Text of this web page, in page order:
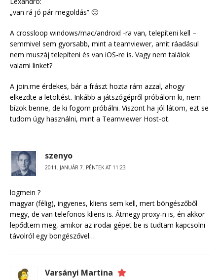
„van rá jó pár megoldás” 🙂
A crossloop windows/mac/android -ra van, telepíteni kell –
semmivel sem gyorsabb, mint a teamviewer, amit ráadásul
nem muszáj telepíteni és van iOS-re is. Vagy nem találok
valami linket?
A join.me érdekes, bár a frászt hozta rám azzal, ahogy
elkezdte a letöltést. Inkább a játszógépről próbálom ki, nem
bízok benne, de ki fogom próbálni. Viszont ha jól látom, ezt se
tudom úgy használni, mint a Teamviewer Host-ot.
szenyo
2011. JANUÁR 7. PÉNTEK AT 11:23
logmein ?
magyar (félig), ingyenes, kliens sem kell, mert böngészőből
megy, de van telefonos kliens is. Átmegy proxy-n is, én akkor
lepődtem meg, amikor az irodai gépet be is tudtam kapcsolni
távolról egy böngészővel…
Varsányi Martina